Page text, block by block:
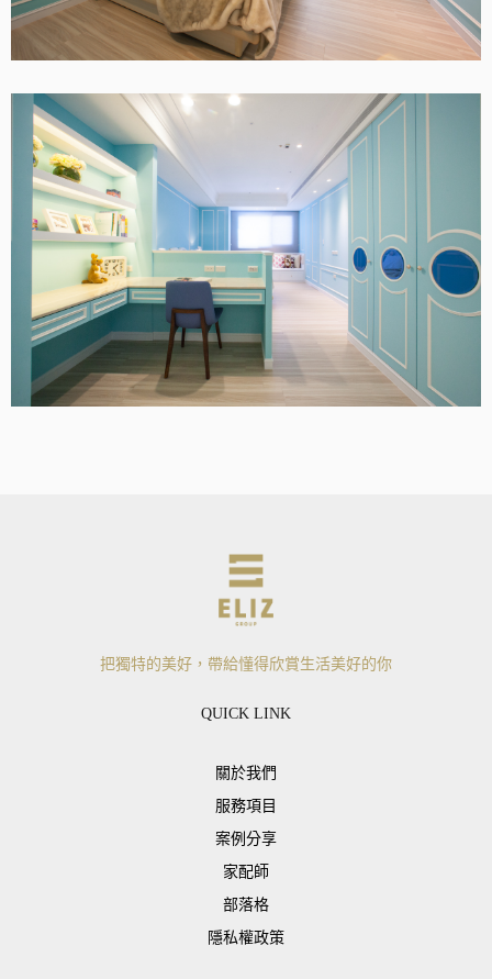
把獨特的美好，帶給懂得欣賞生活美好的你
QUICK LINK
關於我們
服務項目
案例分享
家配師
部落格
隱私權政策